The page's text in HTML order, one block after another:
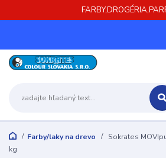
Farby/laky na drevo
Sokrates
kg